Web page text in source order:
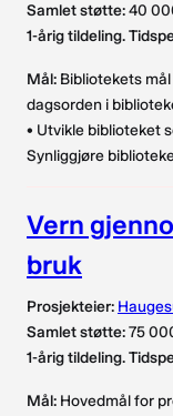
Samlet støtte:40
1-årig tildeling.
Mål: Bibliotekets
dagsorden i
• Utvikle biblioteket
Synliggjøre
Vern
bruk
Prosjekteier:
Samlet støtte:75
1-årig tildeling.
Mål: Hovedmål for